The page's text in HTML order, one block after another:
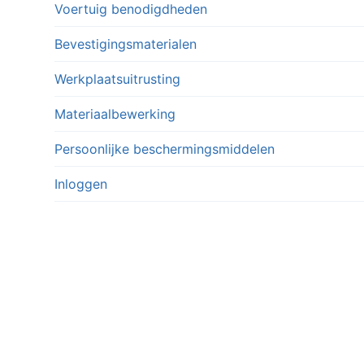
Voertuig benodigdheden
Bevestigingsmaterialen
Werkplaatsuitrusting
Materiaalbewerking
Persoonlijke beschermingsmiddelen
Inloggen